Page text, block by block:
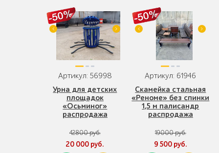
Артикул: 56998
Урна для детских
площадок
«Осьминог»
распродажа
42800 руб.
20 000 руб.
Артикул: 61946
Скамейка стальная
«Реноме» без спинки
1,5 м палисандр
распродажа
19000 руб.
9 500 руб.